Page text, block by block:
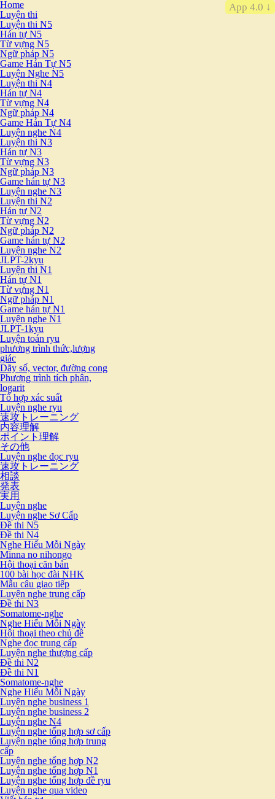
Home
Luyện thi
Luyện thi N5
Hán tự N5
Từ vựng N5
Ngữ pháp N5
Game Hán Tự N5
Luyện Nghe N5
Luyện thi N4
Hán tự N4
Từ vựng N4
Ngữ pháp N4
Game Hán Tự N4
Luyện nghe N4
Luyện thi N3
Hán tự N3
Từ vựng N3
Ngữ pháp N3
Game hán tự N3
Luyện nghe N3
Luyện thi N2
Hán tự N2
Từ vựng N2
Ngữ pháp N2
Game hán tự N2
Luyện nghe N2
JLPT-2kyu
Luyện thi N1
Hán tự N1
Từ vựng N1
Ngữ pháp N1
Game hán tự N1
Luyện nghe N1
JLPT-1kyu
Luyện toán ryu
phương trình thức,lượng
giác
Dãy số, vector, đường cong
Phương trình tích phân,
logarit
Tổ hợp xác suất
Luyện nghe ryu
速攻トレーニング
内容理解
ポイント理解
その他
Luyện nghe đọc ryu
速攻トレーニング
相談
発表
実用
Luyện nghe
Luyện nghe Sơ Cấp
Đề thi N5
Đề thi N4
Nghe Hiểu Mỗi Ngày
Minna no nihongo
Hội thoại căn bản
100 bài học đài NHK
Mẫu câu giao tiếp
Luyện nghe trung cấp
Đề thi N3
Somatome-nghe
Nghe Hiểu Mỗi Ngày
Hội thoại theo chủ đề
Nghe đọc trung cấp
Luyện nghe thượng cấp
Đề thi N2
Đề thi N1
Somatome-nghe
Nghe Hiểu Mỗi Ngày
Luyện nghe business 1
Luyện nghe business 2
Luyện nghe N4
Luyện nghe tổng hợp sơ cấp
Luyện nghe tổng hợp trung
cấp
Luyện nghe tổng hợp N2
Luyện nghe tổng hợp N1
Luyện nghe tổng hợp đề ryu
Luyện nghe qua video
App 4.0 ↓